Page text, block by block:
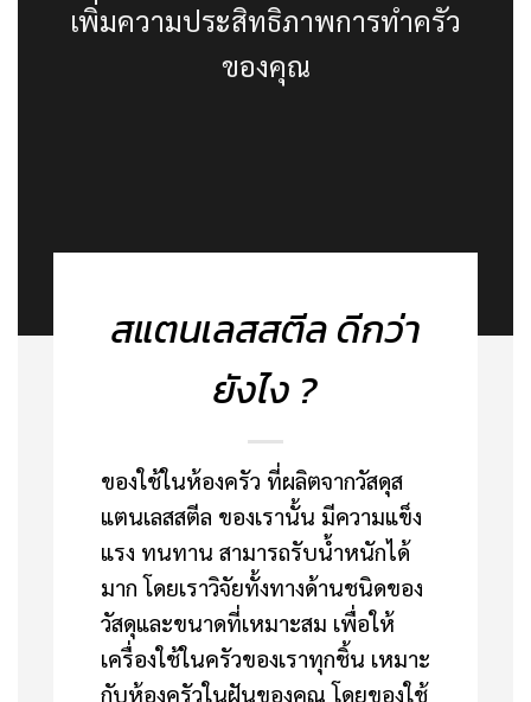
เพิ่มความประสิทธิภาพการทำครัว
ของคุณ
สแตนเลสสตีล ดีกว่า
ยังไง ?
ของใช้ในห้องครัว ที่ผลิตจากวัสดุส
แตนเลสสตีล ของเรานั้น มีความแข็ง
แรง ทนทาน สามารถรับน้ำหนักได้
มาก โดยเราวิจัยทั้งทางด้านชนิดของ
วัสดุและขนาดที่เหมาะสม เพื่อให้
เครื่องใช้ในครัวของเราทุกชิ้น เหมาะ
กับห้องครัวในฝันของคุณ โดยของใช้